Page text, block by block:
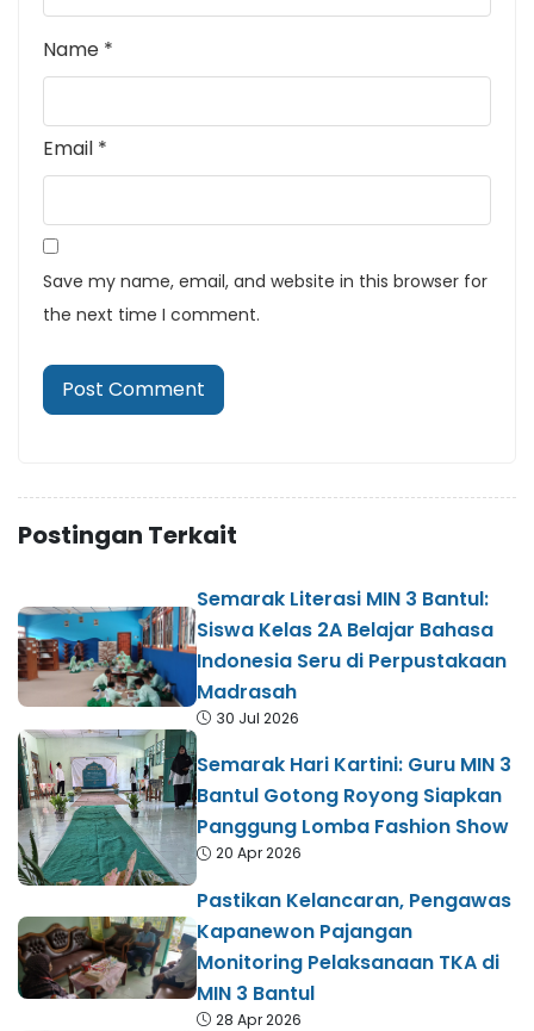
Name *
Email *
Save my name, email, and website in this browser for
the next time I comment.
Postingan Terkait
Semarak Literasi MIN 3 Bantul:
Siswa Kelas 2A Belajar Bahasa
Indonesia Seru di Perpustakaan
Madrasah
30 Jul 2026
Semarak Hari Kartini: Guru MIN 3
Bantul Gotong Royong Siapkan
Panggung Lomba Fashion Show
20 Apr 2026
Pastikan Kelancaran, Pengawas
Kapanewon Pajangan
Monitoring Pelaksanaan TKA di
MIN 3 Bantul
28 Apr 2026